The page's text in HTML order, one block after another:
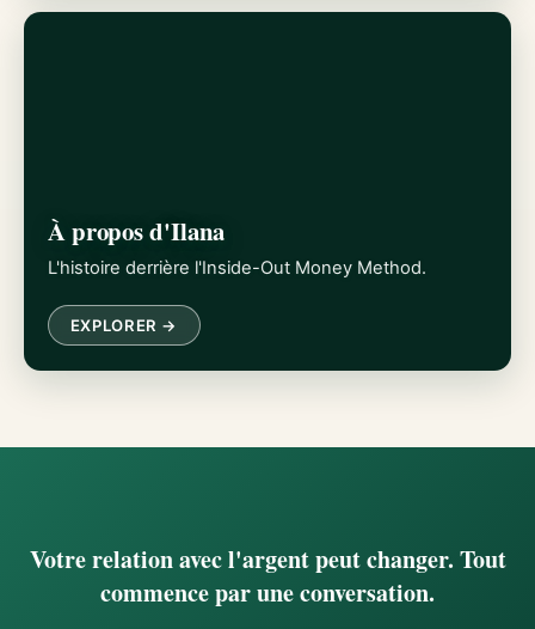
À propos d'Ilana
L'histoire derrière l'Inside-Out Money Method.
EXPLORER →
Votre relation avec l'argent peut changer. Tout
commence par une conversation.